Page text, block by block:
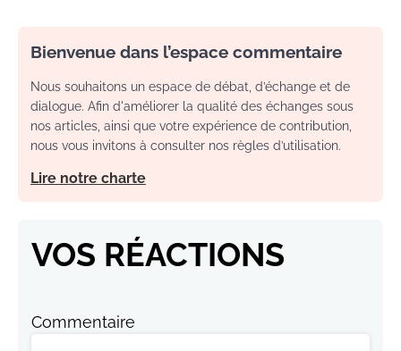
Bienvenue dans l’espace commentaire
Nous souhaitons un espace de débat, d’échange et de
dialogue. Afin d'améliorer la qualité des échanges sous
nos articles, ainsi que votre expérience de contribution,
nous vous invitons à consulter nos règles d’utilisation.
Lire notre charte
VOS RÉACTIONS
Commentaire